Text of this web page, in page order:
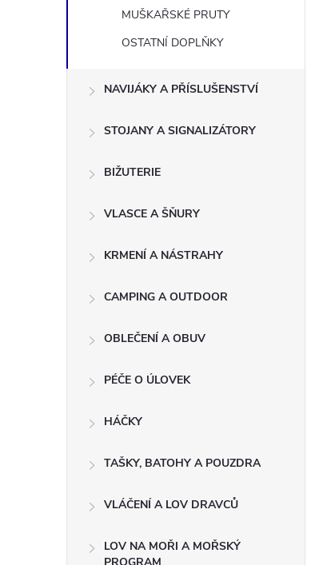
MUŠKAŘSKÉ PRUTY
OSTATNÍ DOPLŇKY
NAVIJÁKY A PŘÍSLUŠENSTVÍ
STOJANY A SIGNALIZÁTORY
BIŽUTERIE
VLASCE A ŠŇURY
KRMENÍ A NÁSTRAHY
CAMPING A OUTDOOR
OBLEČENÍ A OBUV
PÉČE O ÚLOVEK
HÁČKY
TAŠKY, BATOHY A POUZDRA
VLÁČENÍ A LOV DRAVCŮ
LOV NA MOŘI A MOŘSKÝ